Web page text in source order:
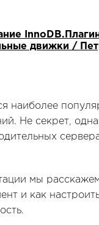
движки /
наиболее
Не секрет,
мы
и как